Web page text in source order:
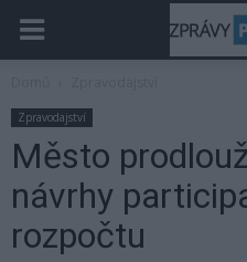
Zpravodajství
Město
návrhy
rozpočtu